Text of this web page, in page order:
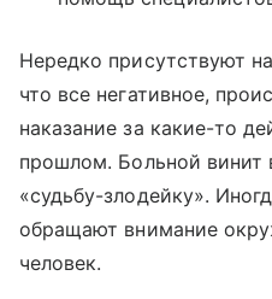
Нередко присутствуют
что все негативное,
наказание за какие-то
прошлом. Больной винит
«судьбу-злодейку».
обращают внимание
человек.